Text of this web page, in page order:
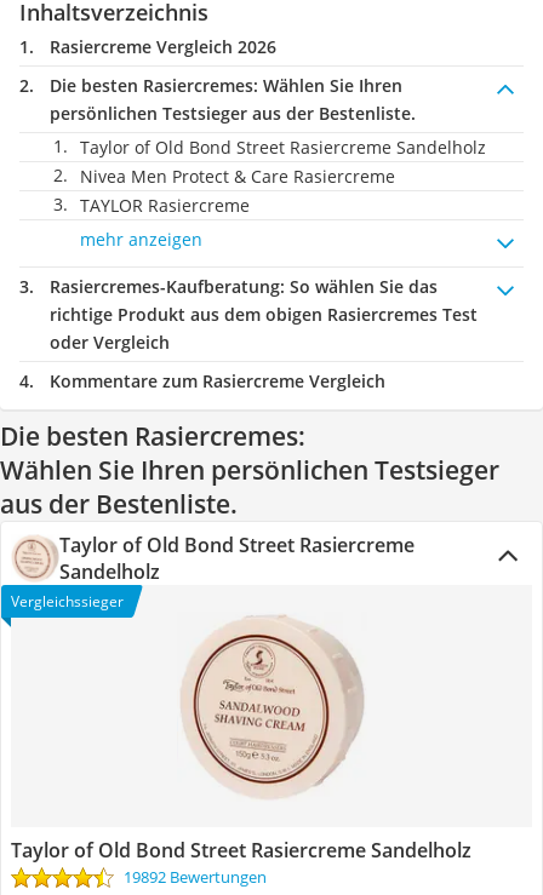
Inhaltsverzeichnis
Rasiercreme Vergleich 2026
Die besten Rasiercremes: Wählen Sie Ihren
persönlichen Testsieger aus der Bestenliste.
Taylor of Old Bond Street Rasiercreme Sandelholz
Nivea Men Protect & Care Rasiercreme
TAYLOR Rasiercreme
mehr anzeigen
Rasiercremes-Kaufberatung: So wählen Sie das
richtige Produkt aus dem obigen Rasiercremes Test
oder Vergleich
Kommentare zum Rasiercreme Vergleich
Die besten Rasiercremes:
Wählen Sie Ihren persönlichen Testsieger
aus der Bestenliste.
Taylor of Old Bond Street Rasiercreme
Sandelholz
Vergleichssieger
Taylor of Old Bond Street Rasiercreme Sandelholz
19892 Bewertungen